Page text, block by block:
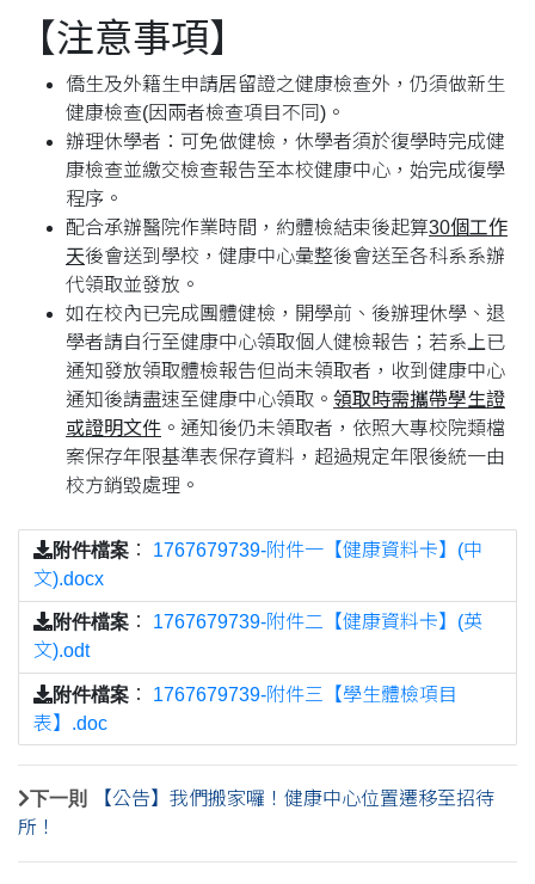
【注意事項】
僑生及外籍生申請居留證之健康檢查外，仍須做新生
健康檢查(因兩者檢查項目不同)。
辦理休學者：可免做健檢，休學者須於復學時完成健
康檢查並繳交檢查報告至本校健康中心，始完成復學
程序。
配合承辦醫院作業時間，約體檢結束後起算30個工作
天後會送到學校，健康中心彙整後會送至各科系系辦
代領取並發放。
如在校內已完成團體健檢，開學前、後辦理休學、退
學者請自行至健康中心領取個人健檢報告；若系上已
通知發放領取體檢報告但尚未領取者，收到健康中心
通知後請盡速至健康中心領取。 領取時需攜帶學生證
或證明文件 。通知後仍未領取者，依照大專校院類檔
案保存年限基準表保存資料，超過規定年限後統一由
校方銷毀處理。
附件檔案 ： 1767679739-附件一【健康資料卡】(中
文).docx
附件檔案 ： 1767679739-附件二【健康資料卡】(英
文).odt
附件檔案 ： 1767679739-附件三【學生體檢項目
表】.doc
下一則
【公告】我們搬家囉！健康中心位置遷移至招待
所！